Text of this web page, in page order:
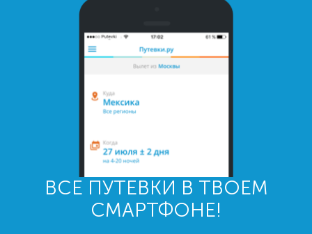
ВСЕ ПУТЕВКИ В ТВОЕМ
СМАРТФОНЕ!